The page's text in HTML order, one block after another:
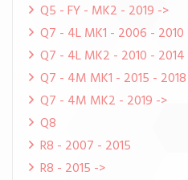
Q5 - FY - MK2 - 2019 ->
Q7 - 4L MK1 - 2006 - 2010
Q7 - 4L MK2 - 2010 - 2014
Q7 - 4M MK1 - 2015 - 2018
Q7 - 4M MK2 - 2019 ->
Q8
R8 - 2007 - 2015
R8 - 2015 ->